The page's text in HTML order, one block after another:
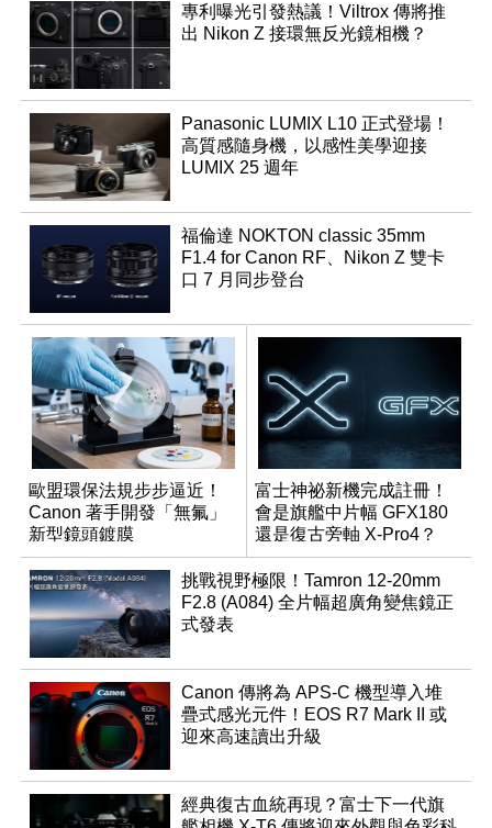
專利曝光引發熱議！Viltrox 傳將推
出 Nikon Z 接環無反光鏡相機？
Panasonic LUMIX L10 正式登場！
高質感隨身機，以感性美學迎接
LUMIX 25 週年
福倫達 NOKTON classic 35mm
F1.4 for Canon RF、Nikon Z 雙卡
口 7 月同步登台
歐盟環保法規步步逼近！
Canon 著手開發「無氟」
新型鏡頭鍍膜
富士神祕新機完成註冊！
會是旗艦中片幅 GFX180
還是復古旁軸 X-Pro4？
挑戰視野極限！Tamron 12-20mm
F2.8 (A084) 全片幅超廣角變焦鏡正
式發表
Canon 傳將為 APS-C 機型導入堆
疊式感光元件！EOS R7 Mark II 或
迎來高速讀出升級
經典復古血統再現？富士下一代旗